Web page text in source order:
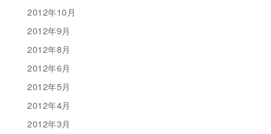
2012年10月
2012年9月
2012年8月
2012年6月
2012年5月
2012年4月
2012年3月